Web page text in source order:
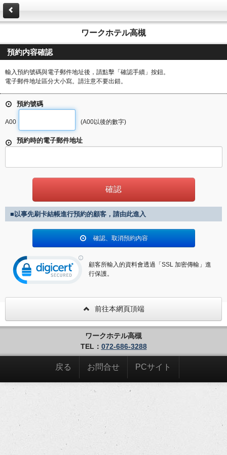
ワークホテル高槻
預約内容確認
輸入預約號碼與電子郵件地址後，請點擊「確認手續」按鈕。
電子郵件地址區分大小寫。請注意不要出錯。
預約號碼
A00 (A00以後的數字)
預約時的電子郵件地址
■以事先刷卡結帳進行預約的顧客，請由此進入
確認、取消預約內容
顧客所輸入的資料會透過「SSL 加密傳輸」進
行保護。
前往本網頁頂端
ワークホテル高槻
TEL： 072-686-3288
戻る お問合せ PCサイト